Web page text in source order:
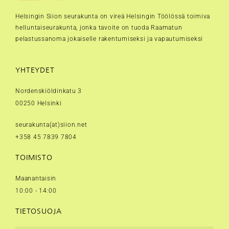
Helsingin Siion seurakunta on vireä Helsingin Töölössä toimiva
helluntaiseurakunta, jonka tavoite on tuoda Raamatun
pelastussanoma jokaiselle rakentumiseksi ja vapautumiseksi
YHTEYDET
Nordenskiöldinkatu 3
00250 Helsinki
seurakunta(at)siion.net
+358 45 7839 7804
TOIMISTO
Maanantaisin
10:00 - 14:00
TIETOSUOJA